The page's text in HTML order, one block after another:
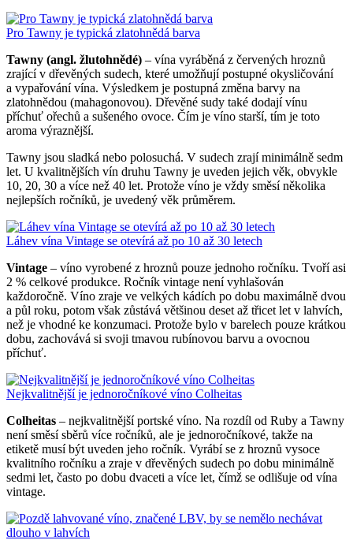
Pro Tawny je typická zlatohnědá barva
Tawny (angl. žlutohnědé) – vína vyráběná z červených hroznů
zrající v dřevěných sudech, které umožňují postupné okysličování
a vypařování vína. Výsledkem je postupná změna barvy na
zlatohnědou (mahagonovou). Dřevěné sudy také dodají vínu
příchuť ořechů a sušeného ovoce. Čím je víno starší, tím je toto
aroma výraznější.
Tawny jsou sladká nebo polosuchá. V sudech zrají minimálně sedm
let. U kvalitnějších vín druhu Tawny je uveden jejich věk, obvykle
10, 20, 30 a více než 40 let. Protože víno je vždy směsí několika
nejlepších ročníků, je uvedený věk průměrem.
Láhev vína Vintage se otevírá až po 10 až 30 letech
Vintage – víno vyrobené z hroznů pouze jednoho ročníku. Tvoří asi
2 % celkové produkce. Ročník vintage není vyhlašován
každoročně. Víno zraje ve velkých kádích po dobu maximálně dvou
a půl roku, potom však zůstává většinou deset až třicet let v lahvích,
než je vhodné ke konzumaci. Protože bylo v barelech pouze krátkou
dobu, zachovává si svoji tmavou rubínovou barvu a ovocnou
příchuť.
Nejkvalitnější je jednoročníkové víno Colheitas
Colheitas – nejkvalitnější portské víno. Na rozdíl od Ruby a Tawny
není směsí sběrů více ročníků, ale je jednoročníkové, takže na
etiketě musí být uveden jeho ročník. Vyrábí se z hroznů vysoce
kvalitního ročníku a zraje v dřevěných sudech po dobu minimálně
sedmi let, často po dobu dvaceti a více let, čímž se odlišuje od vína
vintage.